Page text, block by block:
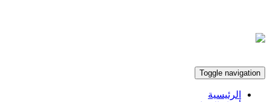
Toggle navigation
الرئيسية